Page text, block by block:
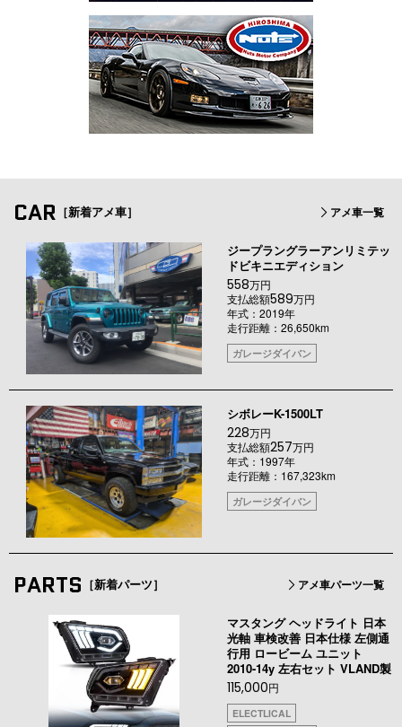
CAR ［新着アメ車］ アメ車一覧
ジープラングラーアンリミテッ
ドビキニエディション
558万円
支払総額589万円
年式：2019年
走行距離：26,650km
ガレージダイバン
シボレーK-1500LT
228万円
支払総額257万円
年式：1997年
走行距離：167,323km
ガレージダイバン
PARTS ［新着パーツ］ アメ車パーツ一覧
マスタング ヘッドライト 日本
光軸 車検改善 日本仕様 左側通
行用 ロービーム ユニット
2010-14y 左右セット VLAND製
115,000円
ELECTLICAL